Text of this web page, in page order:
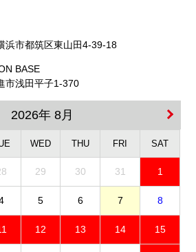
浜市都筑区東山田4-39-18
BASE
市浅田平子1-370
2026年 8月
WED THU FRI SAT
29 30 31 1
5 6 7 8
12 13 14 15